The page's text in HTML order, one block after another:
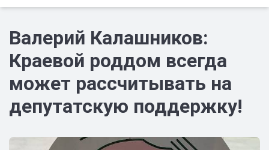
Валерий Калашников:
Краевой роддом всегда
может рассчитывать на
депутатскую поддержку!